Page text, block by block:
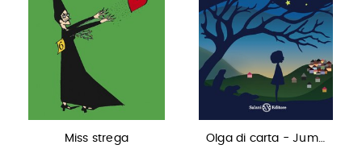
Miss strega
Olga di carta - Jum…